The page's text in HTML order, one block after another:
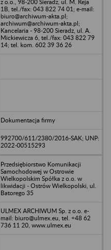
z o.o., 98-200 Sieradz, ul. M. Reja
1B, tel./fax: 043 822 74 01; e-mail:
biuro@archiwum-akta.pl;
archiwum@archiwum-akta.pl;
Kancelaria - 98-200 Sieradz, ul. A.
Mickiewicza 6, tel./fax: 043 822 79
14; tel. kom. 602 39 36 26
Dokumentacja firmy
992700/611/2380/2016-SAK; UNP:
2022-00515293
Przedsiębiorstwo Komunikacji
Samochodowej w Ostrowie
Wielkopolskim Spółka z o.o. w
likwidacji - Ostrów Wielkopolski, ul.
Batorego 35
ULMEX ARCHIWUM Sp. z o.o. e-
mail: biuro@ulmex.eu, tel. +48 62
736 11 20, www.ulmex.eu